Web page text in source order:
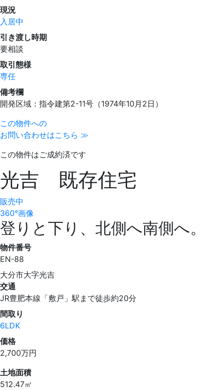
現況
入居中
引き渡し時期
要相談
取引態様
専任
備考欄
開発区域：指令建第2-11号（1974年10月2日）
この物件への
お問い合わせはこちら ≫
この物件はご成約済です
光吉 既存住宅
販売中
360°画像
登りと下り、北側へ南側へ。
物件番号
EN-88
大分市大字光吉
交通
JR豊肥本線「敷戸」駅まで徒歩約20分
間取り
6LDK
価格
2,700万円
土地面積
512.47㎡